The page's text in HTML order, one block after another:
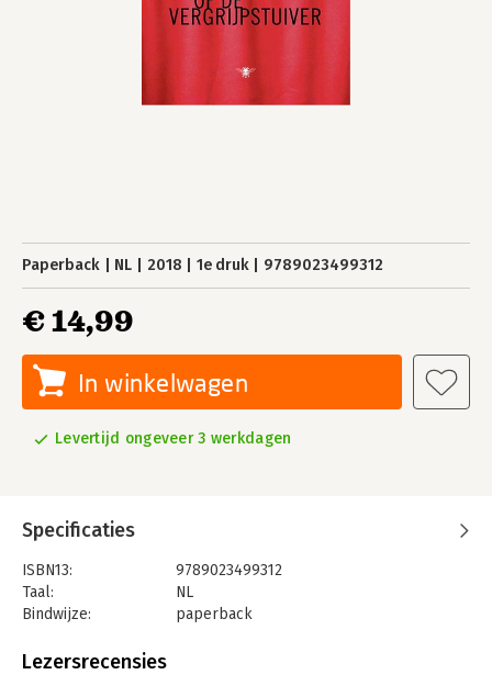
Paperback NL 2018 1e druk 9789023499312
€ 14,99
In winkelwagen
Levertijd ongeveer 3 werkdagen
Specificaties
ISBN13:
9789023499312
Taal:
NL
Bindwijze:
paperback
Uitgever:
Lezersrecensies